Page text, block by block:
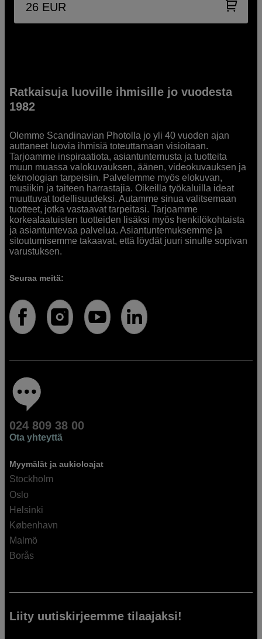
26 EUR
Ratkaisuja luoville ihmisille jo vuodesta
1982
Olemme Scandinavian Photolla jo yli 40 vuoden ajan
auttaneet luovia ihmisiä toteuttamaan visioitaan.
Tarjoamme inspiraatiota, asiantuntemusta ja tuotteita
muun muassa valokuvauksen, äänen, videokuvauksen ja
teknologian tarpeisiin. Palvelemme myös elokuvan,
musiikin ja taiteen harrastajia. Oikeilla työkaluilla ideat
muuttuvat todellisuudeksi. Autamme sinua valitsemaan
tuotteet, jotka vastaavat tarpeitasi. Tarjoamme
korkealaatuisten tuotteiden lisäksi myös henkilökohtaista
ja asiantuntevaa palvelua. Asiantuntemuksemme ja
sitoutumisemme takaavat, että löydät juuri sinulle sopivan
varustuksen.
Seuraa meitä:
024 809 38 00
Ota yhteyttä
Myymälät ja aukioloajat
Stockholm
Oslo
Helsinki
København
Malmö
Borås
Liity uutiskirjeemme tilaajaksi!